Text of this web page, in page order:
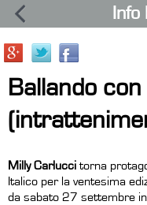
Ballando
Milly Carlucci torna
Italico per la ventesima
da sabato 27 settembre